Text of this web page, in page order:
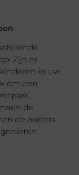
Zijn er
in uw
om een
de
de ouders